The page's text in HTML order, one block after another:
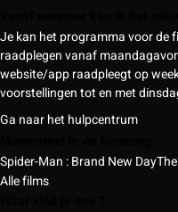
Je kan het programma voor de
raadplegen vanaf
website/app raadpleegt op
voorstellingen tot en met
Ga naar het hulpcentrum
Spider-Man : Brand New Day
Alle films